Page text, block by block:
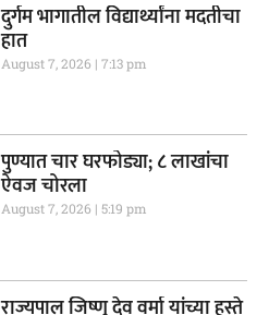
दुर्गम भागातील विद्यार्थ्यांना मदतीचा
हात
August 7, 2026 7:13 pm
पुण्यात चार घरफोड्या; ८ लाखांचा
ऐवज चोरला
August 7, 2026 5:19 pm
राज्यपाल जिष्णु देव वर्मा यांच्या हस्ते